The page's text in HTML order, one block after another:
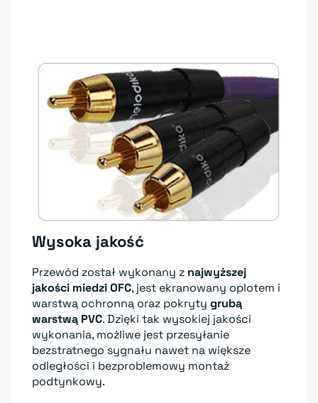
Wysoka jakość
Przewód został wykonany z najwyższej
jakości miedzi OFC, jest ekranowany oplotem i
warstwą ochronną oraz pokryty grubą
warstwą PVC. Dzięki tak wysokiej jakości
wykonania, możliwe jest przesyłanie
bezstratnego sygnału nawet na większe
odległości i bezproblemowy montaż
podtynkowy.